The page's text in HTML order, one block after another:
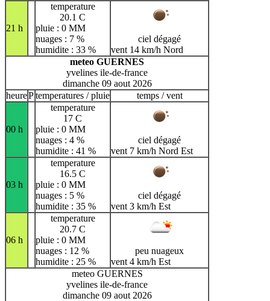
21 h
temperature
20.1 C
pluie : 0 MM
nuages : 7 %
humidite : 33 %
ciel dégagé
vent 14 km/h Nord
meteo GUERNES
yvelines ile-de-france
dimanche 09 aout 2026
heurePtemperatures / pluie temps / vent
00 h
temperature
17 C
pluie : 0 MM
nuages : 4 %
humidite : 41 %
ciel dégagé
vent 7 km/h Nord Est
03 h
temperature
16.5 C
pluie : 0 MM
nuages : 5 %
humidite : 35 %
ciel dégagé
vent 3 km/h Est
06 h
temperature
20.7 C
pluie : 0 MM
nuages : 12 %
humidite : 25 %
peu nuageux
vent 4 km/h Est
meteo GUERNES
yvelines ile-de-france
dimanche 09 aout 2026